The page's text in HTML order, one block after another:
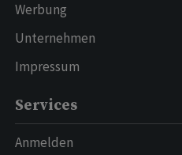
Werbung
Unternehmen
Impressum
Services
Anmelden